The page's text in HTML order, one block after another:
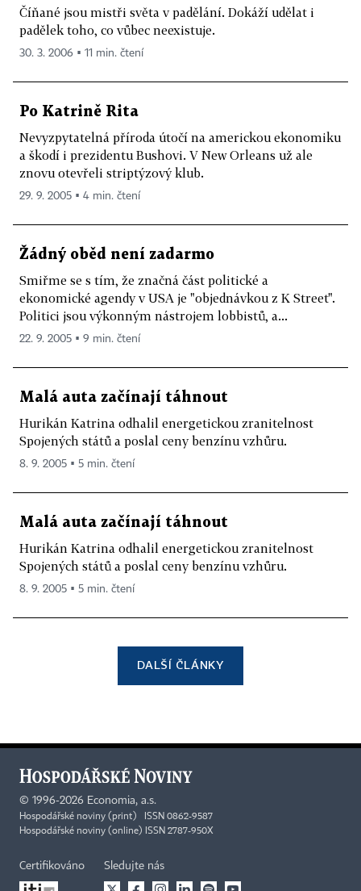
Číňané jsou mistři světa v padělání. Dokáží udělat i
padělek toho, co vůbec neexistuje.
30. 3. 2006 ▪ 11 min. čtení
Po Katrině Rita
Nevyzpytatelná příroda útočí na americkou ekonomiku
a škodí i prezidentu Bushovi. V New Orleans už ale
znovu otevřeli striptýzový klub.
29. 9. 2005 ▪ 4 min. čtení
Žádný oběd není zadarmo
Smiřme se s tím, že značná část politické a
ekonomické agendy v USA je "objednávkou z K Street".
Politici jsou výkonným nástrojem lobbistů, a...
22. 9. 2005 ▪ 9 min. čtení
Malá auta začínají táhnout
Hurikán Katrina odhalil energetickou zranitelnost
Spojených států a poslal ceny benzínu vzhůru.
8. 9. 2005 ▪ 5 min. čtení
Malá auta začínají táhnout
Hurikán Katrina odhalil energetickou zranitelnost
Spojených států a poslal ceny benzínu vzhůru.
8. 9. 2005 ▪ 5 min. čtení
DALŠÍ ČLÁNKY
© 1996-2026 Economia, a.s.
Hospodářské noviny (print) ISSN 0862-9587
Hospodářské noviny (online) ISSN 2787-950X
Certifikováno Sledujte nás